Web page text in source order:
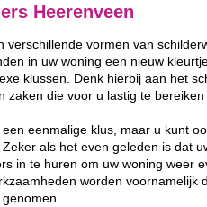
Heerenveen
verschillende vormen van
in uw woning een nieuw
klussen. Denk hierbij aan het
zaken die voor u lastig te
eenmalige klus, maar u kunt
als het even geleden is dat
in te huren om uw woning weer
worden voornamelijk